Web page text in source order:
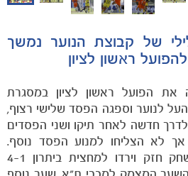
של קבוצת הנוער נמשך
הפועל ראשון לציון במסגרת
לנוער וספגה הפסד שלישי רצוף,
לדרך חדשה לאחר תיקו ושני הפסדים
אך לא הצליחו למנוע הפסד נוסף.
האורחים פתחו את המשחק חזק וירדו למחצית ביתרון 4-1